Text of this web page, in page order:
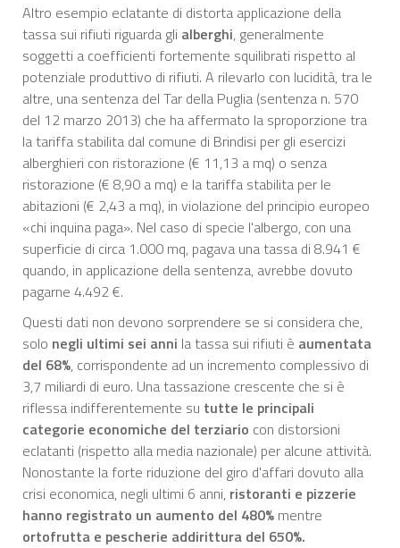
Altro esempio eclatante di distorta applicazione della
tassa sui rifiuti riguarda gli alberghi, generalmente
soggetti a coefficienti fortemente squilibrati rispetto al
potenziale produttivo di rifiuti. A rilevarlo con lucidità, tra le
altre, una sentenza del Tar della Puglia (sentenza n. 570
del 12 marzo 2013) che ha affermato la sproporzione tra
la tariffa stabilita dal comune di Brindisi per gli esercizi
alberghieri con ristorazione (€ 11,13 a mq) o senza
ristorazione (€ 8,90 a mq) e la tariffa stabilita per le
abitazioni (€ 2,43 a mq), in violazione del principio europeo
«chi inquina paga». Nel caso di specie l'albergo, con una
superficie di circa 1.000 mq, pagava una tassa di 8.941 €
quando, in applicazione della sentenza, avrebbe dovuto
pagarne 4.492 €.
Questi dati non devono sorprendere se si considera che,
solo negli ultimi sei anni la tassa sui rifiuti è aumentata
del 68%, corrispondente ad un incremento complessivo di
3,7 miliardi di euro. Una tassazione crescente che si è
riflessa indifferentemente su tutte le principali
categorie economiche del terziario con distorsioni
eclatanti (rispetto alla media nazionale) per alcune attività.
Nonostante la forte riduzione del giro d'affari dovuto alla
crisi economica, negli ultimi 6 anni, ristoranti e pizzerie
hanno registrato un aumento del 480% mentre
ortofrutta e pescherie addirittura del 650%.